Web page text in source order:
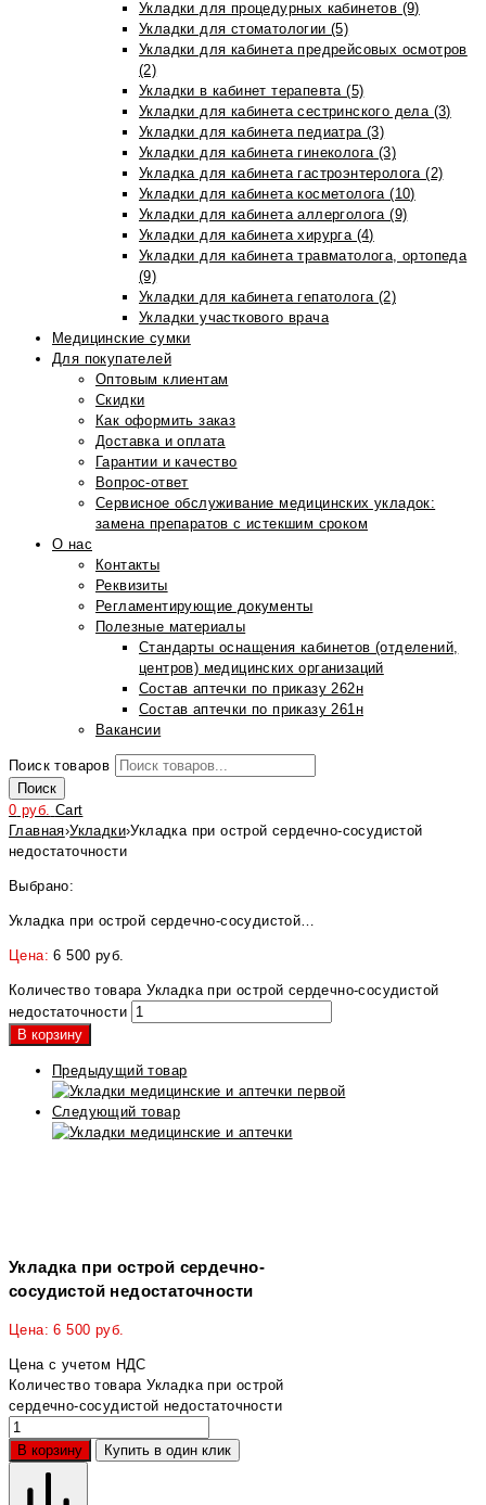
Укладки для процедурных кабинетов (9)
Укладки для стоматологии (5)
Укладки для кабинета предрейсовых осмотров
(2)
Укладки в кабинет терапевта (5)
Укладки для кабинета сестринского дела (3)
Укладки для кабинета педиатра (3)
Укладки для кабинета гинеколога (3)
Укладка для кабинета гастроэнтеролога (2)
Укладки для кабинета косметолога (10)
Укладки для кабинета аллерголога (9)
Укладки для кабинета хирурга (4)
Укладки для кабинета травматолога, ортопеда
(9)
Укладки для кабинета гепатолога (2)
Укладки участкового врача
Медицинские сумки
Для покупателей
Оптовым клиентам
Скидки
Как оформить заказ
Доставка и оплата
Гарантии и качество
Вопрос-ответ
Сервисное обслуживание медицинских укладок:
замена препаратов с истекшим сроком
О нас
Контакты
Реквизиты
Регламентирующие документы
Полезные материалы
Стандарты оснащения кабинетов (отделений,
центров) медицинских организаций
Состав аптечки по приказу 262н
Состав аптечки по приказу 261н
Вакансии
Поиск товаров
Поиск
0 руб. Cart
Главная›Укладки›Укладка при острой сердечно-сосудистой
недостаточности
Выбрано:
Укладка при острой сердечно-сосудистой…
Цена:6 500 руб.
Количество товара Укладка при острой сердечно-сосудистой
недостаточности
В корзину
Предыдущий товар
Следующий товар
Укладка при острой сердечно-
сосудистой недостаточности
Цена:6 500 руб.
Цена с учетом НДС
Количество товара Укладка при острой
сердечно-сосудистой недостаточности
В корзину Купить в один клик